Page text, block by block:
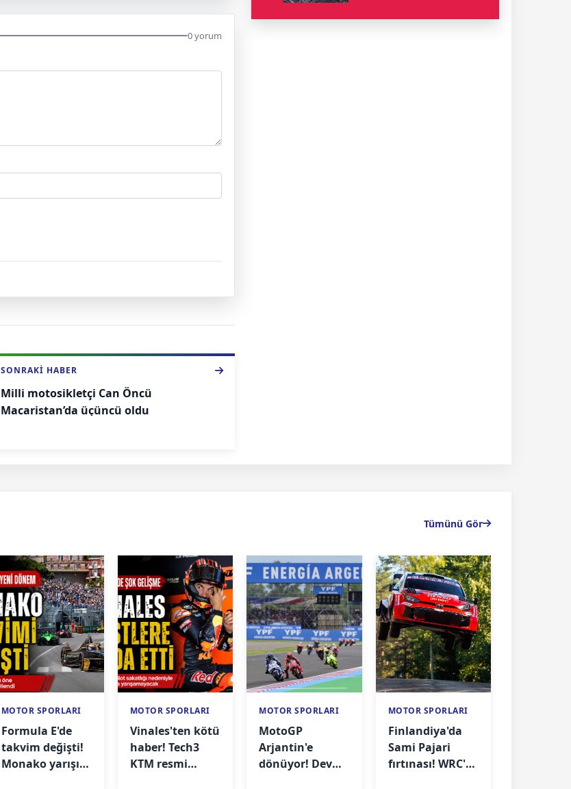
0 yorum
SONRAKI HABER
Milli motosikletçi Can Öncü
Macaristan’da üçüncü oldu
Tümünü Gör
MOTOR SPORLARI
Formula E'de
takvim değişti!
Monako yarışı
MOTOR SPORLARI
Vinales'ten kötü
haber! Tech3
KTM resmi
MOTOR SPORLARI
MotoGP
Arjantin'e
dönüyor! Dev
MOTOR SPORLARI
Finlandiya'da
Sami Pajari
fırtınası! WRC'de